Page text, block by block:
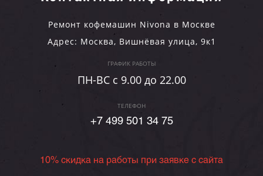
Ремонт кофемашин Nivona в Москве
Адрес: Москва, Вишнёвая улица, 9к1
ГРАФИК РАБОТЫ
ПН-ВC c 9.00 до 22.00
ТЕЛЕФОН
+7 499 501 34 75
10% скидка на работы при заявке с сайта